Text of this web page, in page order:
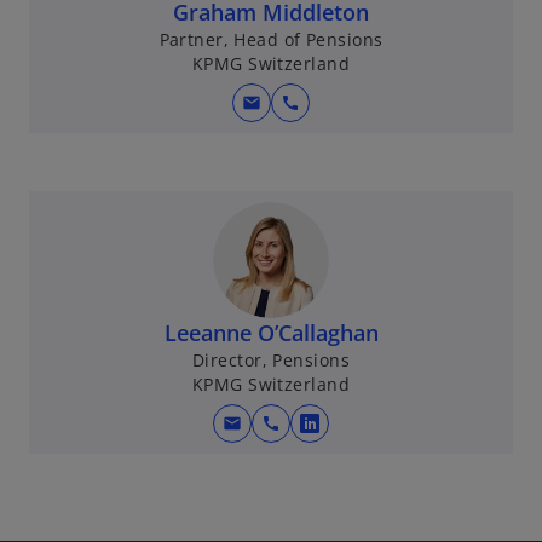
Graham Middleton
Partner, Head of Pensions
KPMG Switzerland
mail call
Leeanne O’Callaghan
Director, Pensions
KPMG Switzerland
mail call
w